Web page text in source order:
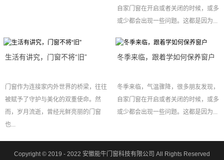
自家门窗在开启或者关闭的时候，或多
或少都会出现一些问题。这都是因为...
生活有讲究，门窗不将“旧”
门窗作为连接家内外世界的桥梁，往往
被赋予了守护与美化的双重使命。然
而，岁月流逝，曾经光鲜亮丽的门窗
也...
冬季来临，跟着学如何保养窗户
冬季来临，气温骤降，很多朋友发现，
自家门窗在开启或者关闭的时候，或多
或少都会出现一些问题。这都是因为...
Copyright © 2019 - 2022 安徽能牛门窗科技有限公司 All Rights Reserved